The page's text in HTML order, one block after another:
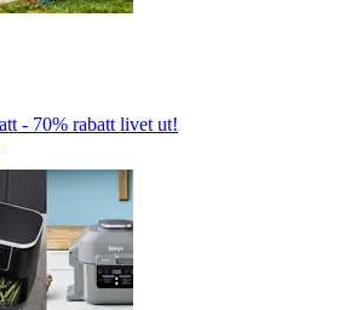
- 70% rabatt livet ut!